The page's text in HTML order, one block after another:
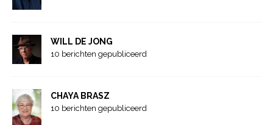
WILL DE JONG
10 berichten gepubliceerd
CHAYA BRASZ
10 berichten gepubliceerd